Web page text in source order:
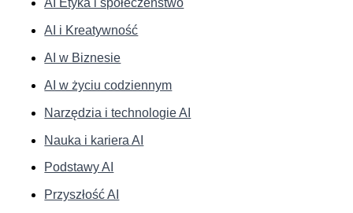
AI Etyka i społeczeństwo
AI i Kreatywność
AI w Biznesie
AI w życiu codziennym
Narzędzia i technologie AI
Nauka i kariera AI
Podstawy AI
Przyszłość AI